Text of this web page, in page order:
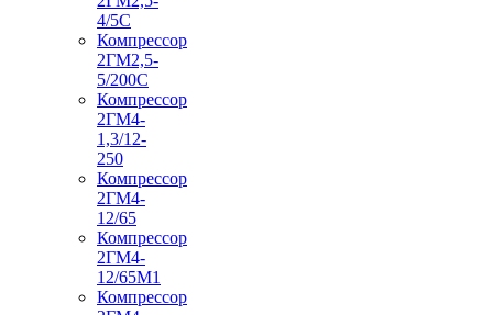
4/5С
Компрессор
2ГМ2,5-
5/200С
Компрессор
2ГМ4-
1,3/12-
250
Компрессор
2ГМ4-
12/65
Компрессор
2ГМ4-
12/65М1
Компрессор